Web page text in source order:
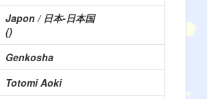
Japon / 日本-日本国
()
Genkosha
Totomi Aoki